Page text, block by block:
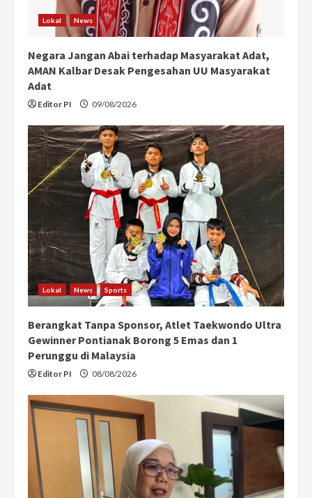
Lokal News
Negara Jangan Abai terhadap Masyarakat Adat,
AMAN Kalbar Desak Pengesahan UU Masyarakat
Adat
Editor PI 09/08/2026
Lokal News Sports
Berangkat Tanpa Sponsor, Atlet Taekwondo Ultra
Gewinner Pontianak Borong 5 Emas dan 1
Perunggu di Malaysia
Editor PI 08/08/2026